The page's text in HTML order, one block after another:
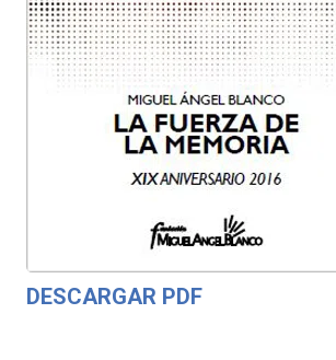
DESCARGAR PDF